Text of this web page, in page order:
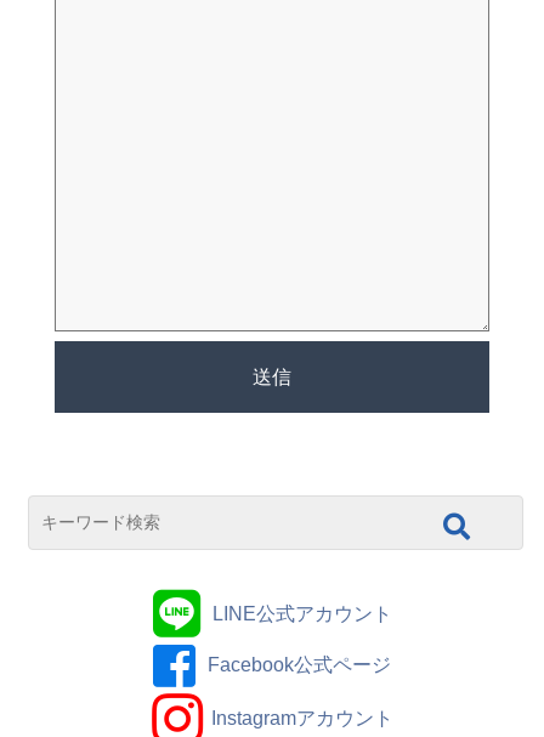
LINE公式アカウント
Facebook公式ページ
Instagramアカウント